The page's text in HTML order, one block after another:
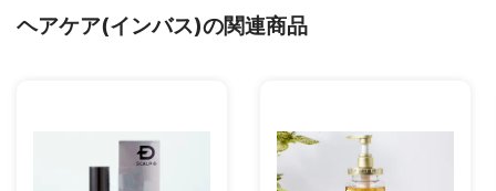
ヘアケア(インバス)の関連商品